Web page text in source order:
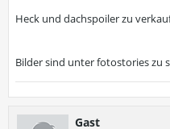
Heck und dachspoiler zu
Bilder sind unter fotostories zu
Gast